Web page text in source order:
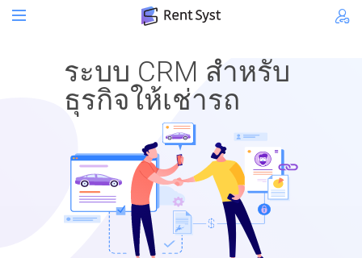
ระบบ CRM สำหรับ
ธุรกิจให้เช่ารถ